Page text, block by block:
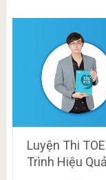
Luyện Thi
Trình Hiệu Quả